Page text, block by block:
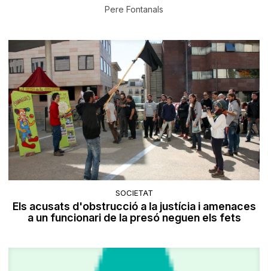
Pere Fontanals
SOCIETAT
Els acusats d'obstrucció a la justícia i amenaces
a un funcionari de la presó neguen els fets